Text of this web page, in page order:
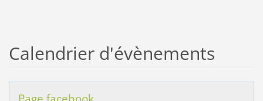
Calendrier d'évènements